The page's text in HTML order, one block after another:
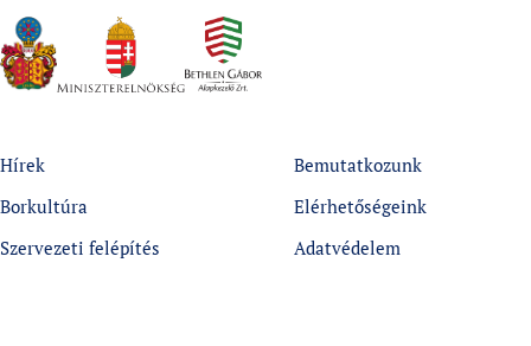
Hírek
Borkultúra
Szervezeti felépítés
Bemutatkozunk
Elérhetőségeink
Adatvédelem